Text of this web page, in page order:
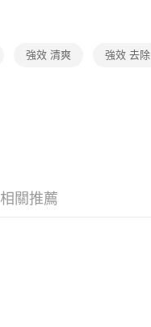
強效 清爽 強效 去除
相關推薦